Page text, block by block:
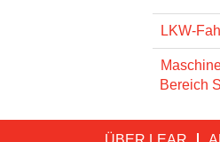
LKW-
Bereich